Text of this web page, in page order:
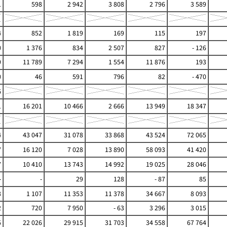
598 2 942 3 808 2 796
3 589
852 1 819 169 115
197
1 376 834 2 507 827
- 126
11 789 7 294 1 554 11 876
193
46 591 796 82
- 470
16 201 10 466 2 666 13 949
18 347
43 047 31 078 33 868 43 524
72 065
16 120 7 028 13 890 58 093
41 420
10 410 13 743 14 992 19 025
28 046
- 29 128 - 87
85
1 107 11 353 11 378 34 667
8 093
720 7 950 - 63 3 296
3 015
22 026 29 915 31 703 34 558 67 764